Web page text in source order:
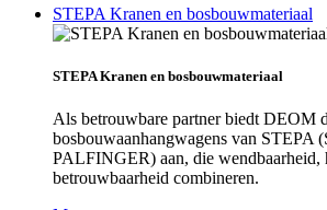
STEPA Kranen en bosbouwmateriaal
STEPA Kranen en bosbouwmateriaal
Als betrouwbare partner biedt DEOM
bosbouwaanhangwagens van STEPA
PALFINGER) aan, die wendbaarheid,
betrouwbaarheid combineren.